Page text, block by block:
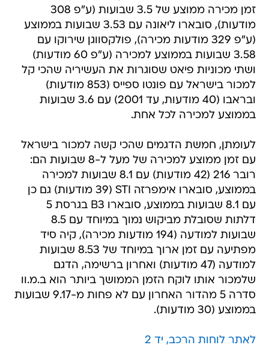
זמן מכירה ממוצע של 3.5 שבועות (ע"פ 308
מודעות), סובארו ליאונה עם 3.53 שבועות בממוצע
(ע"פ 329 מודעות מכירה), פולקסווגן שירוקו עם
3.58 שבועות בממוצע למכירה (ע"פ 60 מודעות)
ושתי מכוניות פיאט שסוגרות את העשיריה שהכי קל
למכור בישראל עם פונטו ספייס (853 מודעות)
ובראבו (40 מודעות, עד 2001) עם 3.6 שבועות
בממוצע למכירה לכל אחת.
לעומתן, חמשת הדגמים שהכי קשה למכור בישראל
עם זמן ממוצע למכירה של מעל ל-8 שבועות הם:
רובר 216 (42 מודעות) עם 8.1 שבועות למכירה
בממוצע, סובארו אימפרזה STI (39 מודעות) גם כן
עם 8.1 שבועות בממוצע, סובארו B3 בגרסת 5
דלתות שסובלת מביקוש נמוך במיוחד עם 8.5
שבועות למודעה (194 מודעות מכירה), קיה סיד
מפתיעה עם זמן ארוך במיוחד של 8.53 שבועות
למודעה (47 מודעות) ואחרון ברשימה, הדגם
שלמכור אותו לוקח הזמן הממושך ביותר הוא ב.מ.וו
סדרה 5 מהדור האחרון עם לא פחות מ-9.17 שבועות
בממוצע (30 מודעות).
לאתר לוחות הרכב, יד 2